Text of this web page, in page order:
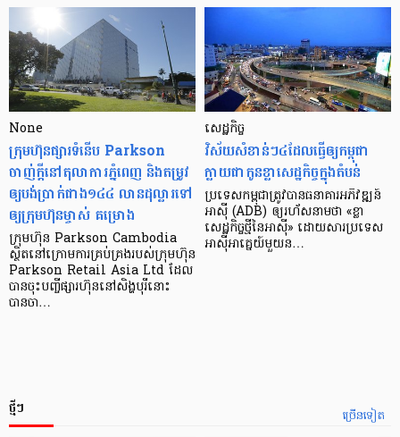
None
ក្រុមហ៊ុនផ្សារទំនើប Parkson
ចាញ់ក្ដីនៅតុលាការភ្នំពេញ និងតម្រូវ
ឲ្យបង់ប្រាក់ជាង១៤៤ លានដុល្លារទៅ
ឲ្យក្រុមហ៊ុនម្ចាស់ គម្រោង
ក្រុមហ៊ុន Parkson Cambodia
ស្ថិតនៅក្រោមការគ្រប់គ្រងរបស់ក្រុមហ៊ុន
Parkson Retail Asia Ltd ដែល
បានចុះបញ្ចីផ្សារហ៊ុននៅសិង្ហបុរីនោះ
បានចា…
សេដ្ឋកិច្ច​
វិស័យ​សំខាន់ៗ​៤​ដែល​ធ្វើ​ឲ្យ​កម្ពុជា​
ក្លាយ​ជា​កូន​ខ្លា​សេដ្ឋកិច្ច​ក្នុង​តំបន់
ប្រទេស​កម្ពុជា​ត្រូវ​បាន​ធនាគារ​អភិវឌ្ឍន៍​
អាស៊ី (ADB) ឲ្យ​រហ័ស​នាមថា «ខ្លា​
សេដ្ឋកិច្ច​ថ្មី​នៃ​អាស៊ី» ដោយសារ​ប្រទេស​
អាស៊ី​អាគ្នេយ៍​មួយ​ន…
ច្រើនទៀត
ថ្មីៗ